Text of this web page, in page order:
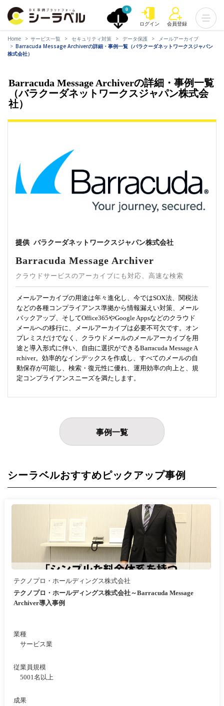
0
ログイン 会員登録
Home サービス一覧 セキュリティ対策 データ保護
メールアーカイブ
Barracuda Message Archiverの詳細・事例一覧（バラクーダネットワークスジャパン
株式会社）
Barracuda Message Archiverの詳細・事例一覧
（バラクーダネットワークスジャパン株式会
社）
提供 バラクーダネットワークスジャパン株式会社
Barracuda Message Archiver
クラウドサービスのアーカイブにも対応、高速な検索
メールアーカイブの用途は年々進化し、今ではSOX法、関税法
などの各種コンプライアンス準拠から情報漏えい対策、メール
バックアップ、そしてOffice365やGoogle Appsなどのクラウド
メールへの移行に、メールアーカイブは必要不可欠です。オン
プレミスだけでなく、クラウドメールのメールアーカイブを用
途と導入形式に伴い、自由に選択ができるBarracuda Message A
rchiver。効率的なインデックスを作成し、すべてのメールの自
動保存が可能し、検索・復元性に優れ、運用効率の向上と、規
定コンプライアンスニーズを満たします。
事例一覧
シーラベルおすすめピックアップ事例
テクノプロ・ホールディングス株式会社
テクノプロ・ホールディングス株式会社～Barracuda Message
Archiver導入事例
業種
サービス業
従業員規模
5001名以上
成果